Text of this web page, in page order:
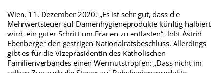
Wien, 11. Dezember 2020. „Es ist sehr gut, dass die
Mehrwertsteuer auf Damenhygieneprodukte künftig halbiert
wird, ein guter Schritt um Frauen zu entlasten“, lobt Astrid
Ebenberger den gestrigen Nationalratsbeschluss. Allerdings
gibt es für die Vizepräsidentin des Katholischen
Familienverbandes einen Wermutstropfen: „Dass nicht im